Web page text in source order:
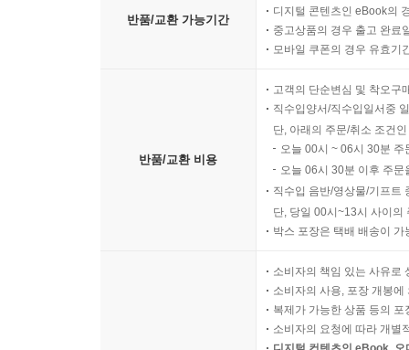
반품/교환 가능기간
디지털 콘텐츠인 eBook의
중고상품의 경우 출고 완료
모바일 쿠폰의 경우 유효기
반품/교환 비용
고객의 단순변심 및 착오구
직수입양서/직수입일서중
단, 아래의 주문/취소 조건
오늘 00시 ~ 06시 30분
오늘 06시 30분 이후 주
직수입 음반/영상물/기프트
단, 당일 00시~13시 사이의
박스 포장은 택배 배송이
소비자의 책임 있는 사유로
소비자의 사용, 포장 개봉
복제가 가능한 상품 등의
소비자의 요청에 따라 개별